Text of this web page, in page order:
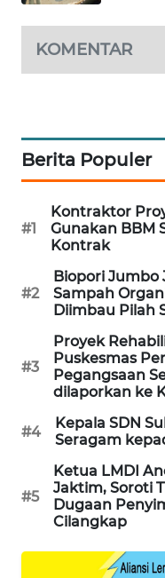
KOMENTAR
Berita Populer
#1
Kontraktor
Gunakan BBM
Kontrak
#2
Biopori Jumbo
Sampah
Diimbau Pilah
#3
Proyek
Puskesmas
Pegangsaan
dilaporkan ke
#4
Kepala SDN
Seragam
#5
Ketua LMDI
Jaktim, Soroti
Dugaan
Cilangkap
NEWS
METRO
JAKARTA
KRT
NEWS
KARING
NEWS
JURNAL
MARITIM
HUMBANG
NEWS
GARONGGANG
NEWS
FISUELRI
ID
NEWS